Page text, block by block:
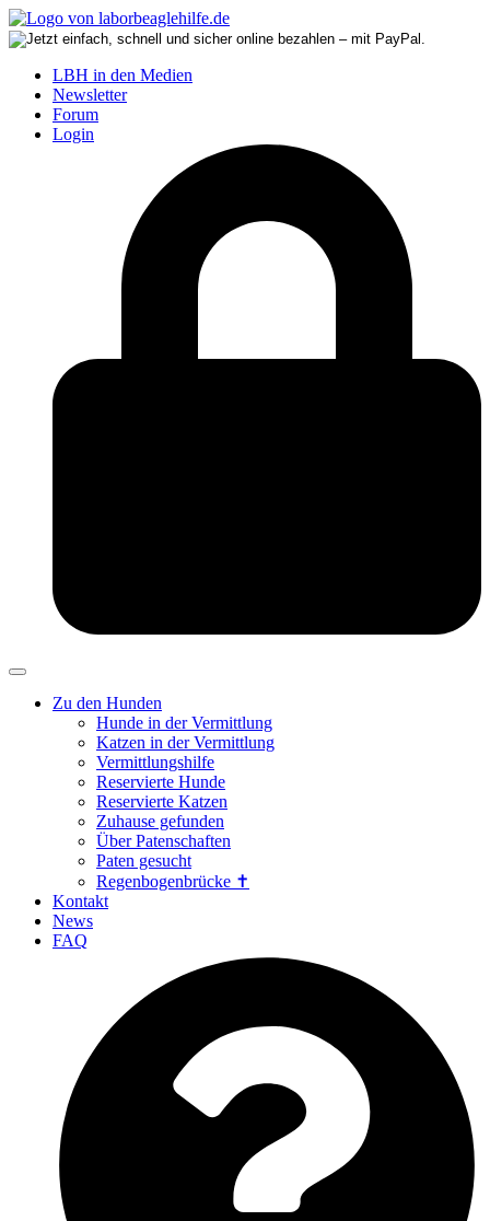
LBH in den Medien
Newsletter
Forum
Login
Zu den Hunden
Hunde in der Vermittlung
Katzen in der Vermittlung
Vermittlungshilfe
Reservierte Hunde
Reservierte Katzen
Zuhause gefunden
Über Patenschaften
Paten gesucht
Regenbogenbrücke ✝
Kontakt
News
FAQ